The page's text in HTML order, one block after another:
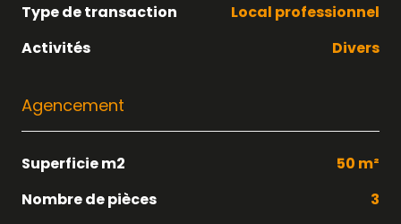
Type de transaction
Local professionnel
Activités
Divers
Agencement
Superficie m2
50 m²
Nombre de pièces
3